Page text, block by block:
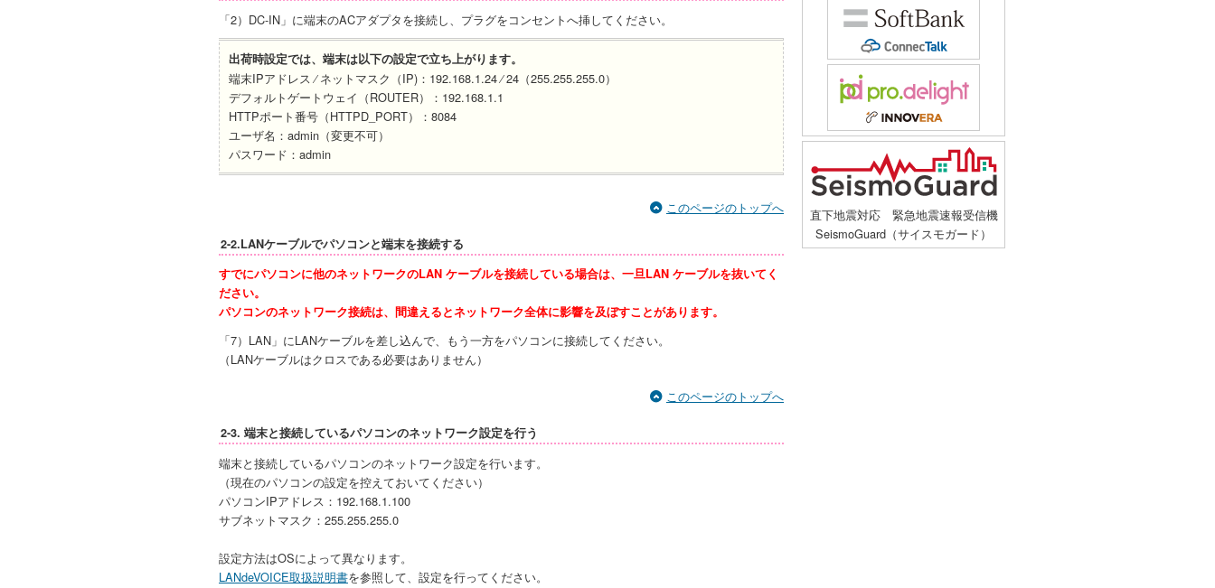
直下地震対応 緊急地震速報受信機
SeismoGuard（サイスモガード）
「2）DC-IN」に端末のACアダプタを接続し、プラグをコンセントへ挿してください。
出荷時設定では、端末は以下の設定で立ち上がります。
端末IPアドレス ⁄ ネットマスク（IP)：192.168.1.24 ⁄ 24（255.255.255.0）
デフォルトゲートウェイ（ROUTER）：192.168.1.1
HTTPポート番号（HTTPD_PORT）：8084
ユーザ名：admin（変更不可）
パスワード：admin
このページのトップへ
2-2.LANケーブルでパソコンと端末を接続する
すでにパソコンに他のネットワークのLAN ケーブルを接続している場合は、一旦LAN ケーブルを抜いてく
ださい。
パソコンのネットワーク接続は、間違えるとネットワーク全体に影響を及ぼすことがあります。
「7）LAN」にLANケーブルを差し込んで、もう一方をパソコンに接続してください。
（LANケーブルはクロスである必要はありません）
このページのトップへ
2-3. 端末と接続しているパソコンのネットワーク設定を行う
端末と接続しているパソコンのネットワーク設定を行います。
（現在のパソコンの設定を控えておいてください）
パソコンIPアドレス：192.168.1.100
サブネットマスク：255.255.255.0
設定方法はOSによって異なります。
LANdeVOICE取扱説明書を参照して、設定を行ってください。